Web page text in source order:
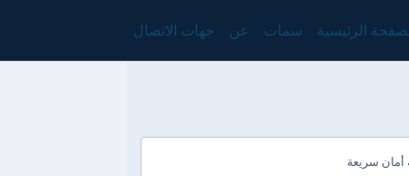
الرئيسية سمات عن جهات الاتصال
أمان سريعة